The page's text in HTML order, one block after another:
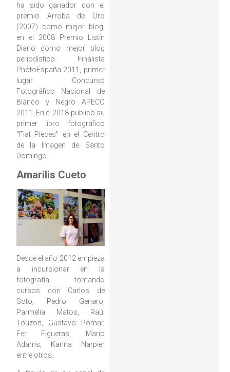
ha sido ganador con el
premio Arroba de Oro
(2007) como mejor blog,
en el 2008 Premio Listín
Diario como mejor blog
periodístico. Finalista
PhotoEspaña 2011, primer
lugar Concurso
Fotográfico Nacional de
Blanco y Negro APECO
2011. En el 2018 publicó su
primer libro fotográfico
“Fiat Pieces” en el Centro
de la Imagen de Santo
Domingo.
Amarilis Cueto
Desde el año 2012 empieza
a incursionar en la
fotografía, tomando
cursos con Carlos de
Soto, Pedro Genaro,
Parmelia Matos, Raúl
Touzon, Gustavo Pomar,
Fer Figueras, Mario
Adams, Karina Narpier
entre otros.